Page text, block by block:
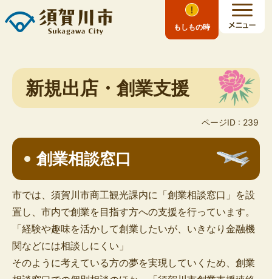
もしもの時
新規出店・創業支援
ページID : 239
創業相談窓口
市では、須賀川市商工観光課内に「創業相談窓口」を設
置し、市内で創業を目指す方への支援を行っています。
「経験や趣味を活かして創業したいが、いきなり金融機
関などには相談しにくい」
そのように考えている方の夢を実現していくため、創業